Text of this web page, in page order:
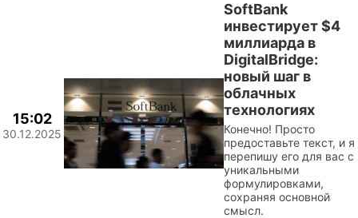
15:02
30.12.2025
SoftBank
инвестирует $4
миллиарда в
DigitalBridge:
новый шаг в
облачных
технологиях
Конечно! Просто
предоставьте текст, и я
перепишу его для вас с
уникальными
формулировками,
сохраняя основной
смысл.